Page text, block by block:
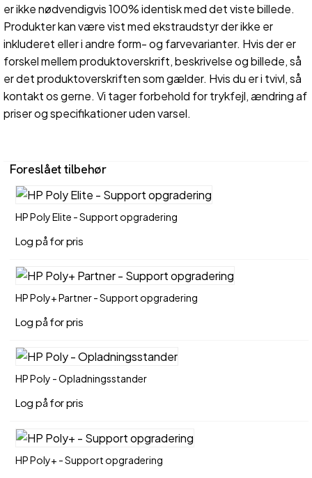
er ikke nødvendigvis 100% identisk med det viste billede.
Produkter kan være vist med ekstraudstyr der ikke er
inkluderet eller i andre form- og farvevarianter. Hvis der er
forskel mellem produktoverskrift, beskrivelse og billede, så
er det produktoverskriften som gælder. Hvis du er i tvivl, så
kontakt os gerne. Vi tager forbehold for trykfejl, ændring af
priser og specifikationer uden varsel.
Foreslået tilbehør
HP Poly Elite - Support opgradering
Log på for pris
HP Poly+ Partner - Support opgradering
Log på for pris
HP Poly - Opladningsstander
Log på for pris
HP Poly+ - Support opgradering